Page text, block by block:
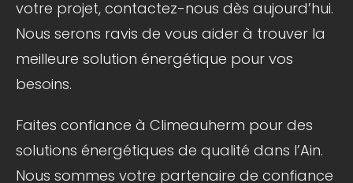
votre projet, contactez-nous dès aujourd’hui.
Nous serons ravis de vous aider à trouver la
meilleure solution énergétique pour vos
besoins.
Faites confiance à Climeauherm pour des
solutions énergétiques de qualité dans l’Ain.
Nous sommes votre partenaire de confiance